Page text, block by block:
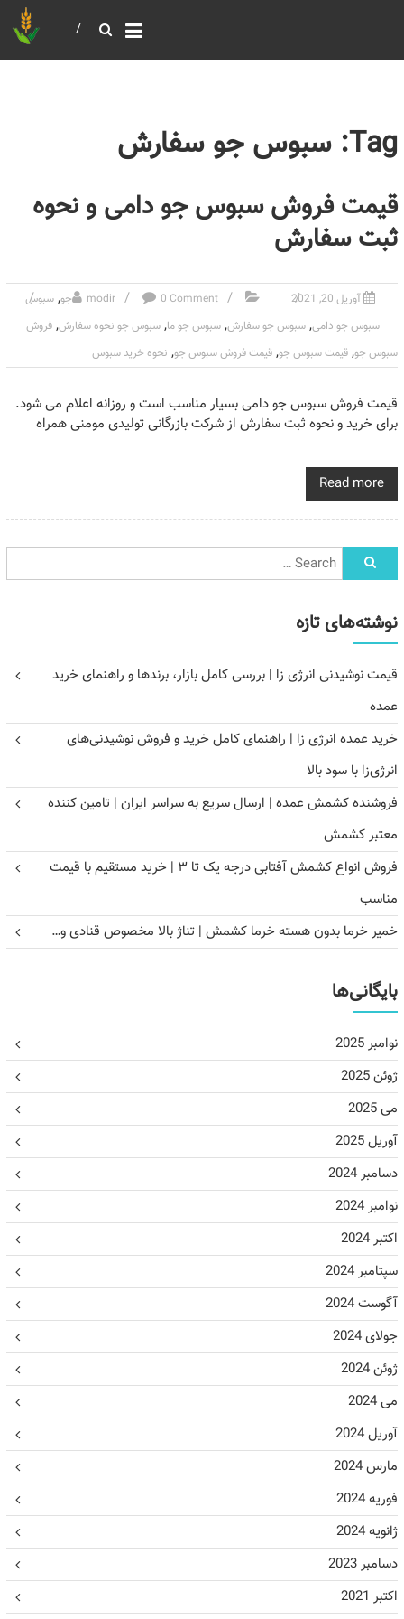
Tag: سبوس جو سفارش
قیمت فروش سبوس جو دامی و نحوه
ثبت سفارش
آوریل 20, 2021 modir 0 Comment جو, سبوس
سبوس جو دامی, سبوس جو سفارش, سبوس جو ما, سبوس جو نحوه سفارش, فروش
سبوس جو, قیمت سبوس جو, قیمت فروش سبوس جو, نحوه خرید سبوس
قیمت فروش سبوس جو دامی بسیار مناسب است و روزانه اعلام می شود.
برای خرید و نحوه ثبت سفارش از شرکت بازرگانی تولیدی مومنی همراه
Read more
نوشته‌های تازه
قیمت نوشیدنی انرژی زا | بررسی کامل بازار، برندها و راهنمای خرید
عمده
خرید عمده انرژی زا | راهنمای کامل خرید و فروش نوشیدنی‌های
انرژی‌زا با سود بالا
فروشنده کشمش عمده | ارسال سریع به سراسر ایران | تامین کننده
معتبر کشمش
فروش انواع کشمش آفتابی درجه یک تا ۳ | خرید مستقیم با قیمت
مناسب
خمیر خرما بدون هسته خرما کشمش | تناژ بالا مخصوص قنادی و…
بایگانی‌ها
نوامبر 2025
ژوئن 2025
می 2025
آوریل 2025
دسامبر 2024
نوامبر 2024
اکتبر 2024
سپتامبر 2024
آگوست 2024
جولای 2024
ژوئن 2024
می 2024
آوریل 2024
مارس 2024
فوریه 2024
ژانویه 2024
دسامبر 2023
اکتبر 2021